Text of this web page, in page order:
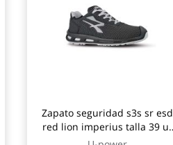
Zapato seguridad s3s sr esd
red lion imperius talla 39 u-
power